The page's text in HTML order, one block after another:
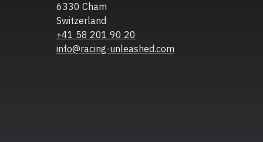
6330 Cham
Switzerland
+41 58 201 90 20
info@racing-unleashed.com